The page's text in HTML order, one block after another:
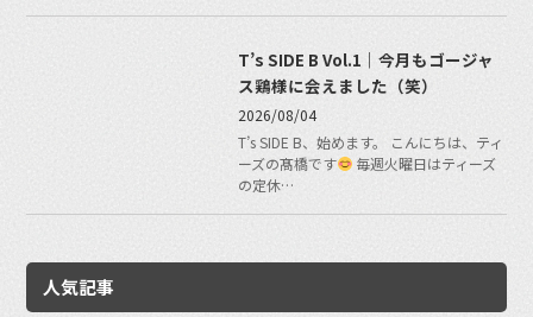
T’s SIDE B Vol.1｜今月もゴージャ
ス鶏様に会えました（笑）
2026/08/04
T’s SIDE B、始めます。 こんにちは、ティ
ーズの髙橋です
毎週火曜日はティーズ
の定休…
人気記事